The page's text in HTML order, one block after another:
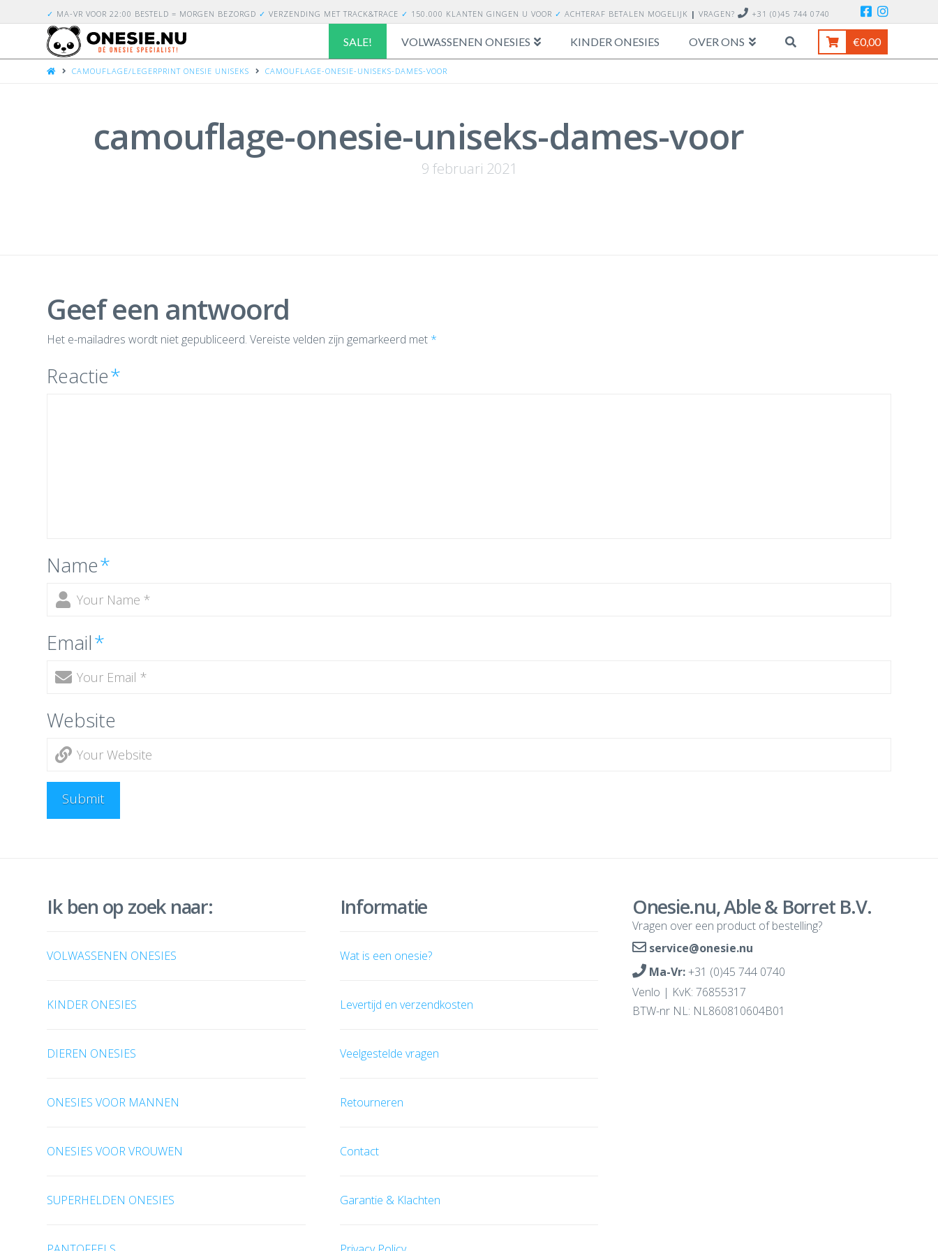
✓ MA-VR VOOR 22:00 BESTELD = MORGEN BEZORGD ✓ VERZENDING MET TRACK&TRACE ✓ 150.000 KLANTEN GINGEN U VOOR ✓ACHTERAF BETALEN MOGELIJK | VRAGEN? +31 (0)45 744 0740
SALE! VOLWASSENEN ONESIES KINDER ONESIES OVER ONS €0,00
HOMECAMOUFLAGE/LEGERPRINT ONESIE UNISEKS CAMOUFLAGE-ONESIE-UNISEKS-DAMES-VOOR
camouflage-onesie-uniseks-dames-voor
9 februari 2021
Geef een antwoord
Het e-mailadres wordt niet gepubliceerd. Vereiste velden zijn gemarkeerd met *
Reactie*
Name*
Email*
Website
Ik ben op zoek naar:
VOLWASSENEN ONESIES
KINDER ONESIES
DIEREN ONESIES
ONESIES VOOR MANNEN
ONESIES VOOR VROUWEN
SUPERHELDEN ONESIES
Informatie
Wat is een onesie?
Levertijd en verzendkosten
Veelgestelde vragen
Retourneren
Contact
Garantie & Klachten
Onesie.nu, Able & Borret B.V.
Vragen over een product of bestelling?
service@onesie.nu
Ma-Vr:+31 (0)45 744 0740
Venlo | KvK: 76855317
BTW-nr NL: NL860810604B01